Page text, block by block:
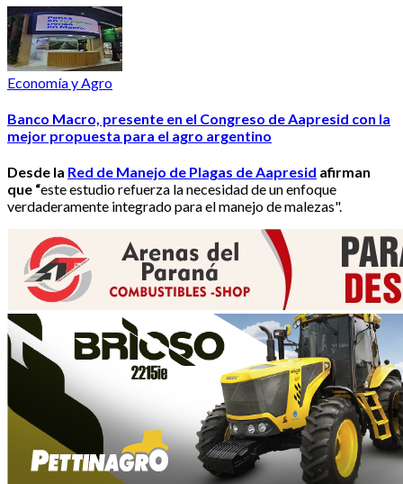
Economía y Agro
Banco Macro, presente en el Congreso de Aapresid con la
mejor propuesta para el agro argentino
Desde la Red de Manejo de Plagas de Aapresid afirman
que “este estudio refuerza la necesidad de un enfoque
verdaderamente integrado para el manejo de malezas".